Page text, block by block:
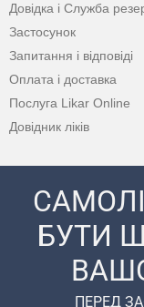
Довідка і Служба
Застосунок
Запитання і відповіді
Оплата і доставка
Послуга Likar Online
Довідник ліків
БУТИ
ПЕРЕД